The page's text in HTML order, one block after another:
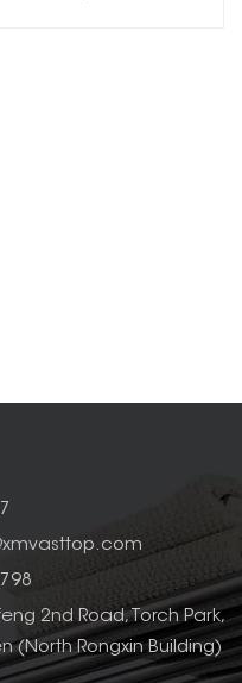
2nd Road, Torch Park,
(North Rongxin Building)